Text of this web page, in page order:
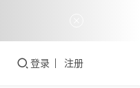
登录 注册